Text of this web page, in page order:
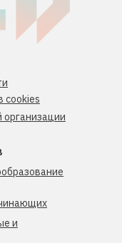
cookies
организации
и